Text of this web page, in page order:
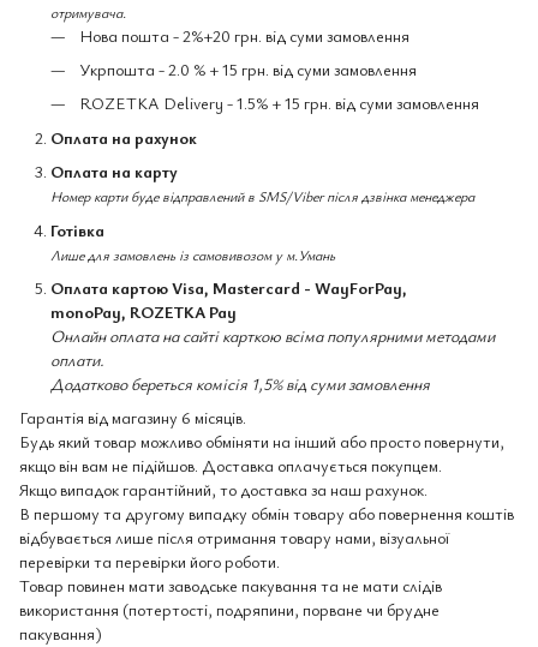
отримувача.
Нова пошта - 2%+20 грн. від суми замовлення
Укрпошта - 2.0 % + 15 грн. від суми замовлення
ROZETKA Delivery - 1.5% + 15 грн. від суми замовлення
Оплата на рахунок
Оплата на карту
Номер карти буде відправлений в SMS/Viber після дзвінка менеджера
Готівка
Лише для замовлень із самовивозом у м.Умань
Оплата картою Visa, Mastercard - WayForPay,
monoPay, ROZETKA Pay
Онлайн оплата на сайті карткою всіма популярними методами
оплати.
Додатково береться комісія 1,5% від суми замовлення
Гарантія від магазину 6 місяців.
Будь який товар можливо обміняти на інший або просто повернути,
якщо він вам не підійшов. Доставка оплачується покупцем.
Якщо випадок гарантійний, то доставка за наш рахунок.
В першому та другому випадку обмін товару або повернення коштів
відбувається лише після отримання товару нами, візуальної
перевірки та перевірки його роботи.
Товар повинен мати заводське пакування та не мати слідів
використання (потертості, подряпини, порване чи брудне
пакування)